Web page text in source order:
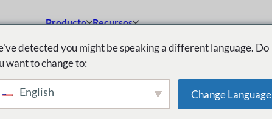
Producto Recursos
detected you might be speaking a different language. Do
want to change to:
English Change Language